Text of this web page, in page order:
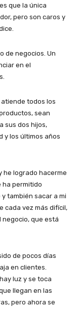
que la única
pero son caros y
de negocios. Un
en el
atiende todos los
sean
sus dos hijos,
y los últimos años
he logrado hacerme
ha permitido
también sacar a mi
cada vez más difícil,
negocio, que está
de pocos días
en clientes.
luz y se toca
llegan en las
pero ahora se